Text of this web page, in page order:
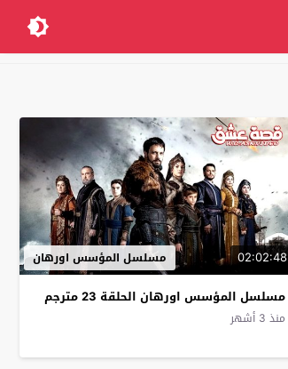
02:02:48 مسلسل المؤسس اورهان
مسلسل المؤسس اورهان الحلقة 23 مترجم
منذ 3 أشهر